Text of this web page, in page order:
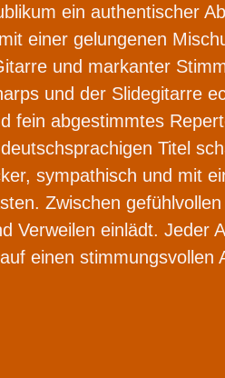
ein authentischer
einer gelungenen
und markanter
und der Slidegitarre
fein abgestimmtes
Titel
sympathisch und mit
Zwischen
Verweilen einlädt. Jeder
einen stimmungsvollen